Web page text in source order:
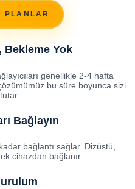
PLANLAR
Bekleme Yok
genellikle 2-4 hafta
bu süre boyunca sizi
Bağlayın
bağlantı sağlar. Dizüstü,
cihazdan bağlanır.